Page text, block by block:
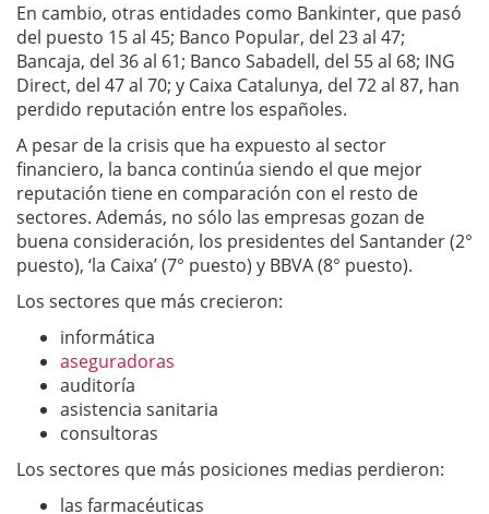
En cambio, otras entidades como Bankinter, que pasó
del puesto 15 al 45; Banco Popular, del 23 al 47;
Bancaja, del 36 al 61; Banco Sabadell, del 55 al 68; ING
Direct, del 47 al 70; y Caixa Catalunya, del 72 al 87, han
perdido reputación entre los españoles.
A pesar de la crisis que ha expuesto al sector
financiero, la banca continúa siendo el que mejor
reputación tiene en comparación con el resto de
sectores. Además, no sólo las empresas gozan de
buena consideración, los presidentes del Santander (2°
puesto), ‘la Caixa’ (7° puesto) y BBVA (8° puesto).
Los sectores que más crecieron:
informática
aseguradoras
auditoría
asistencia sanitaria
consultoras
Los sectores que más posiciones medias perdieron:
las farmacéuticas